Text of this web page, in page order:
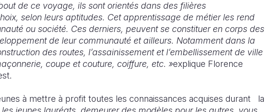
de ce voyage, ils sont orientés dans des filières
selon leurs aptitudes. Cet apprentissage de métier les rend
ou société. Ces derniers, peuvent se constituer en corps des
de leur communauté et ailleurs. Notamment dans la
des routes, l’assainissement et l’embellissement de ville
coupe et couture, coiffure, etc. »explique Florence
à mettre à profit toutes les connaissances acquises durant la